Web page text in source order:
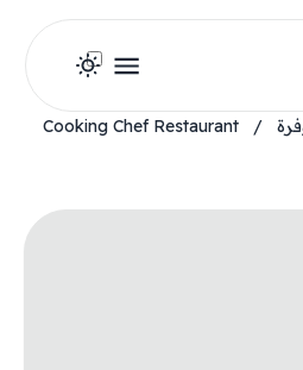
/
Cooking Chef Restaurant